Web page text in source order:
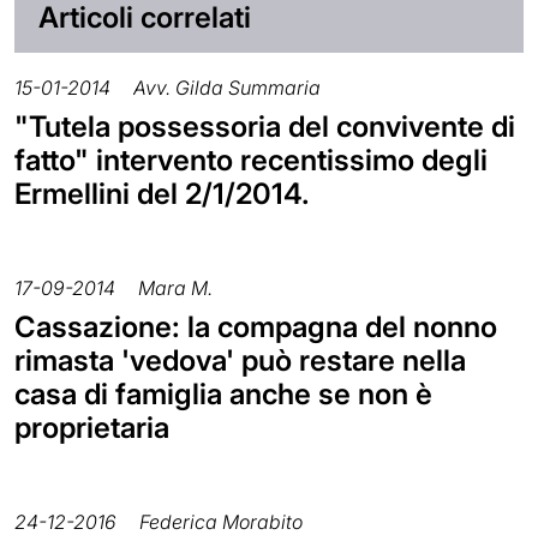
Articoli correlati
15-01-2014 Avv. Gilda Summaria
"Tutela possessoria del convivente di
fatto" intervento recentissimo degli
Ermellini del 2/1/2014.
17-09-2014 Mara M.
Cassazione: la compagna del nonno
rimasta 'vedova' può restare nella
casa di famiglia anche se non è
proprietaria
24-12-2016 Federica Morabito